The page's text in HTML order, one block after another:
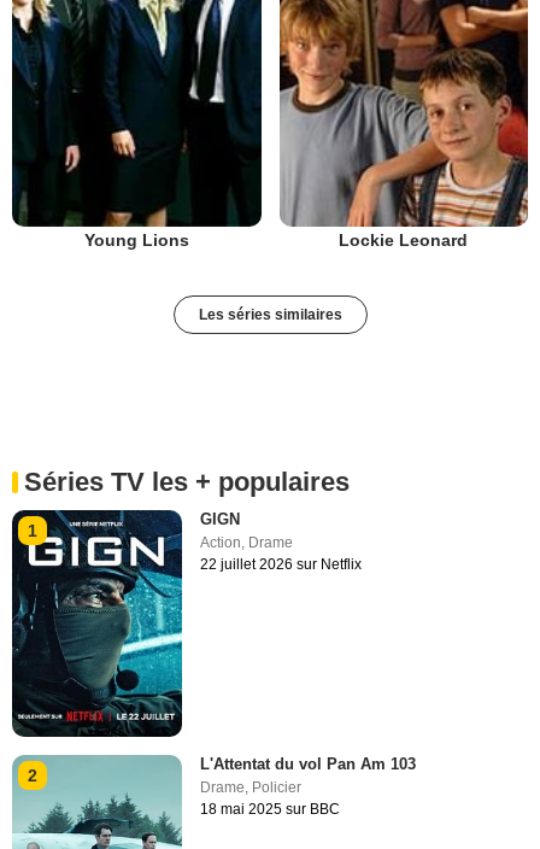
Young Lions Lockie Leonard
Les séries similaires
Séries TV les + populaires
1
GIGN
Action, Drame
22 juillet 2026 sur Netflix
2
L'Attentat du vol Pan Am 103
Drame, Policier
18 mai 2025 sur BBC